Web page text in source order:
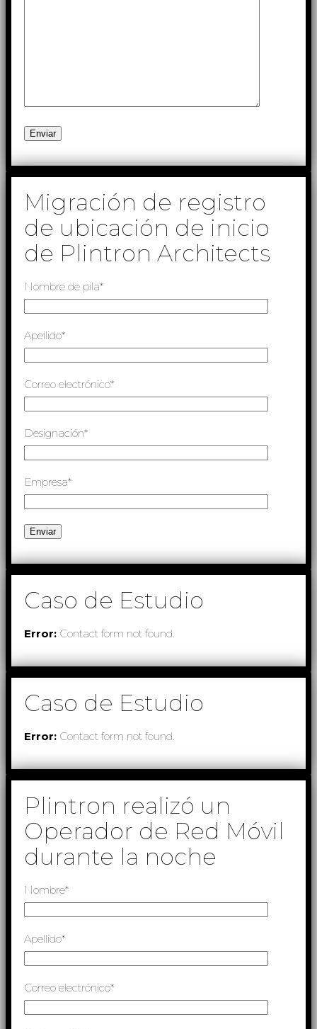
Migración de registro
de ubicación de inicio
de Plintron Architects
Nombre de pila*
Apellido*
Correo electrónico*
Designación*
Empresa*
Caso de Estudio
Error: Contact form not found.
Caso de Estudio
Error: Contact form not found.
Plintron realizó un
Operador de Red Móvil
durante la noche
Nombre*
Apellido*
Correo electrónico*